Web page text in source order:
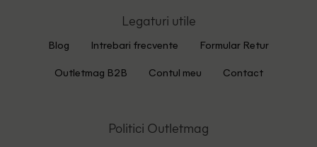
Legaturi utile
Blog Intrebari frecvente Formular Retur
Outletmag B2B Contul meu Contact
Politici Outletmag